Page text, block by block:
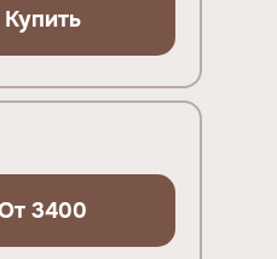
Купить
3400